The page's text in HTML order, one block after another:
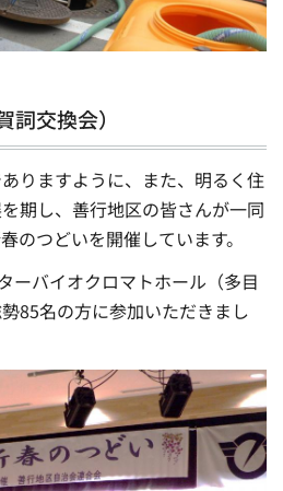
交換会）
りますように、また、明るく住
期し、善行地区の皆さんが一同
のつどいを開催しています。
ーバイオクロマトホール（多目
85名の方に参加いただきまし